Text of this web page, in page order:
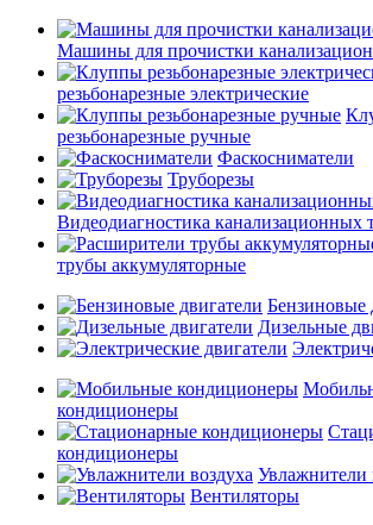
Машины для прочистки
резьбонарезные электрические
резьбонарезные ручные
Фаскосниматели
Труборезы
Видеодиагностика канализационных
трубы аккумуляторные
Бензиновые
Дизельные
кондиционеры
кондиционеры
Увлажнители
Вентиляторы